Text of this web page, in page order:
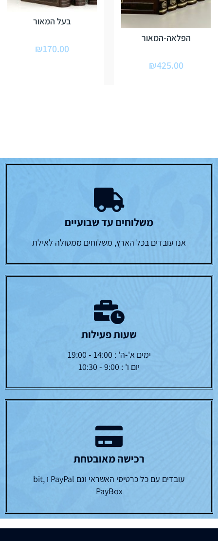
הפלאה-המאור
₪425.00
בעל המאור
₪170.00
משלוחים עד שבועיים
אנו עובדים בכל הארץ, משלוחים ממטולה לאילת
שעות פעילות
ימים א'-ה' : 14:00 - 19:00
יום ו' : 9:00 - 10:30
רכישה מאובטחת
עובדים עם כל כרטיסי האשראי וגם PayPal ו bit,
PayBox